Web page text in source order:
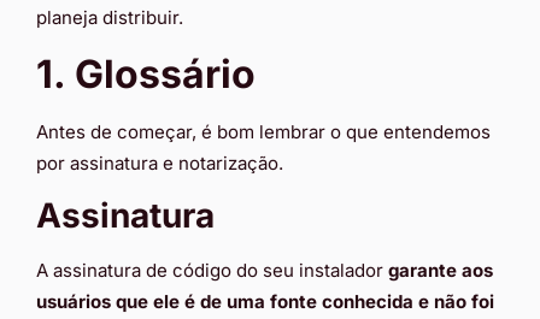
planeja distribuir.
1. Glossário
Antes de começar, é bom lembrar o que entendemos
por assinatura e notarização.
Assinatura
A assinatura de código do seu instalador garante aos
usuários que ele é de uma fonte conhecida e não foi